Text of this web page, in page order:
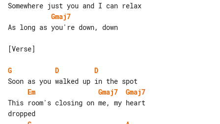
Gmaj7
As long as you're down, down
[Verse]
G D
D
Em
Gmaj7
Gmaj7
This room's closing on me, my heart